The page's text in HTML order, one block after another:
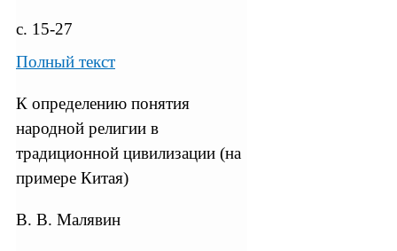
с. 15-27
Полный текст
К определению понятия
народной религии в
традиционной цивилизации (на
примере Китая)
В. В. Малявин